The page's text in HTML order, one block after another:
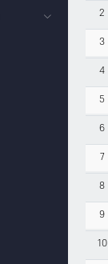
2
3
4
5
6
7
8
9
10